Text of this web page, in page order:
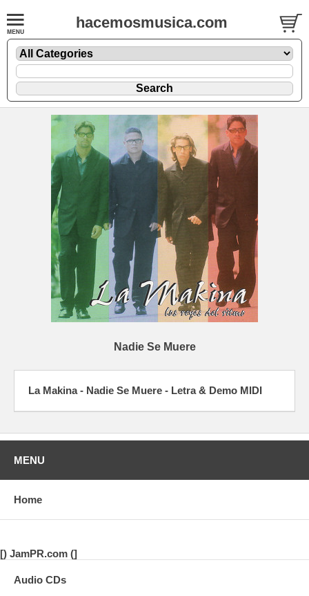
hacemosmusica.com
Nadie Se Muere
La Makina - Nadie Se Muere - Letra & Demo MIDI
MENU
Home
[) JamPR.com (]
Audio CDs